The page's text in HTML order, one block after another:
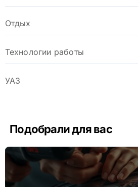
Отдых
Технологии работы
УАЗ
Подобрали для вас